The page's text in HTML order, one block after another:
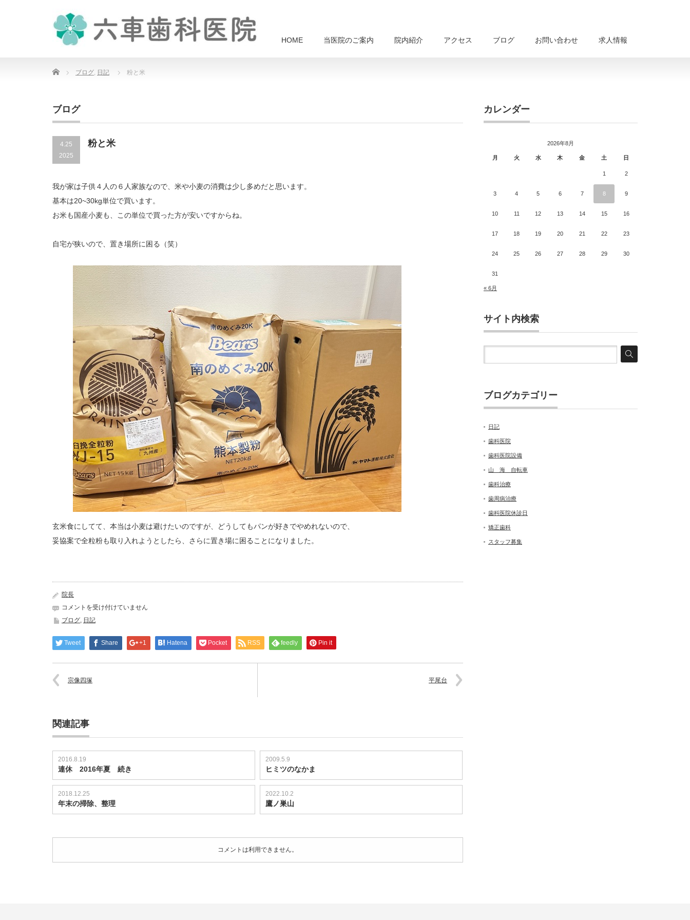
HOME 当医院のご案内 院内紹介 アクセス ブログ お問い合わせ 求人情報
Home ブログ, 日記 粉と米
ブログ
4.25
2025
粉と米
我が家は子供４人の６人家族なので、米や小麦の消費は少し多めだと思います。
基本は20~30kg単位で買います。
お米も国産小麦も、この単位で買った方が安いですからね。
自宅が狭いので、置き場所に困る（笑）
玄米食にしてて、本当は小麦は避けたいのですが、どうしてもパンが好きでやめれないので、
妥協案で全粒粉も取り入れようとしたら、さらに置き場に困ることになりました。
院長
粉
と
は
コメントを受け付けていません
ブログ, 日記
Tweet Share +1 Hatena Pocket RSS feedly Pin it
宗像四塚 平尾台
関連記事
2016.8.19
連休 2016年夏 続き
2009.5.9
ヒミツのなかま
2018.12.25
年末の掃除、整理
2022.10.2
鷹ノ巣山
コメントは利用できません。
カレンダー
2026年8月
月 火 水 木 金 土 日
1 2
3 4 5 6 7 8 9
10 11 12 13 14 15 16
17 18 19 20 21 22 23
24 25 26 27 28 29 30
31
« 6月
サイト内検索
ブログカテゴリー
日記
歯科医院
歯科医院設備
山 海 自転車
歯科治療
歯周病治療
歯科医院休診日
矯正歯科
スタッフ募集